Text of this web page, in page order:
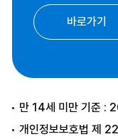
바로가기
만 14세 미만 기준 :
개인정보보호법 제